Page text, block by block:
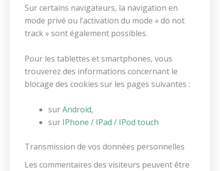
Sur certains navigateurs, la navigation en
mode privé ou l’activation du mode « do not
track » sont également possibles.
Pour les tablettes et smartphones, vous
trouverez des informations concernant le
blocage des cookies sur les pages suivantes :
surAndroid,
sur IPhone / IPad / IPod touch
Transmission de vos données personnelles
Les commentaires des visiteurs peuvent être